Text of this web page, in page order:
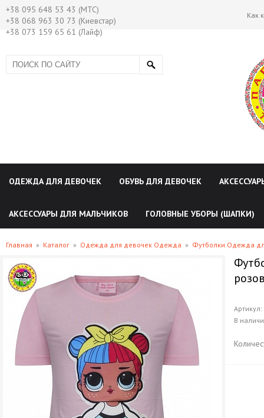
+38 095 648 53 43 (МТС)
+38 068 963 30 73 (Киевстар)
+38 073 159 65 61 (Лайф)
Как
ОДЕЖДА ДЛЯ ДЕВОЧЕК ОБУВЬ ДЛЯ ДЕВОЧЕК
АКСЕССУАРЫ ДЛЯ МАЛЬЧИКОВ ГОЛОВНЫЕ УБОРЫ (ШАПКИ)
Главная » Каталог » Одежда для девочек Одежда » Футболки Одежда
Артикул:
В